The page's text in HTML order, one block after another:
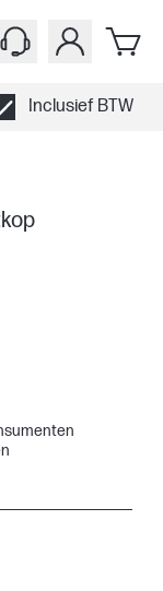
Inclusief BTW